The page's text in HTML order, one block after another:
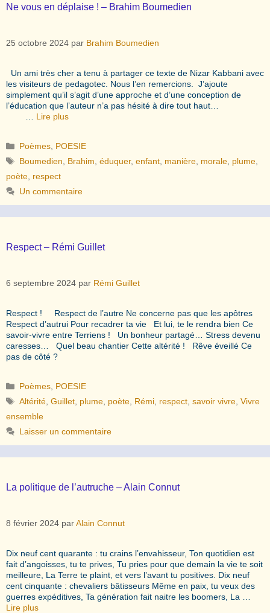
Ne vous en déplaise ! – Brahim Boumedien
25 octobre 2024 par Brahim Boumedien
Un ami très cher a tenu à partager ce texte de Nizar Kabbani avec
les visiteurs de pedagotec. Nous l’en remercions. J’ajoute
simplement qu’il s’agit d’une approche et d’une conception de
l’éducation que l’auteur n’a pas hésité à dire tout haut…
Lire plus
Catégories
Poèmes POESIE
Étiquettes
Boumedien Brahim ,éduquer,enfant manière morale plume
poète respect
Un commentaire
Respect – Rémi Guillet
6 septembre 2024 par Rémi Guillet
Respect ! Respect de l’autre Ne concerne pas que les apôtres
Respect d’autrui Pour recadrer ta vie Et lui, te le rendra bien Ce
savoir-vivre entre Terriens ! Un bonheur partagé… Stress devenu
caresses… Quel beau chantier Cette altérité ! Rêve éveillé Ce
pas de côté ?
Catégories
Poèmes POESIE
Étiquettes
Altérité ,Guillet plume poète Rémi respect ,savoir vivre ,Vivre
ensemble
Laisser un commentaire
La politique de l’autruche – Alain Connut
8 février 2024 parAlain Connut
Dix neuf cent quarante : tu crains l’envahisseur, Ton quotidien est
fait d’angoisses, tu te prives, Tu pries pour que demain la vie te soit
meilleure, La Terre te plaint, et vers l’avant tu positives. Dix neuf
cent cinquante : chevaliers bâtisseurs Même en paix, tu veux des
guerres expéditives, Ta génération fait naitre les boomers, La …
Lire plus